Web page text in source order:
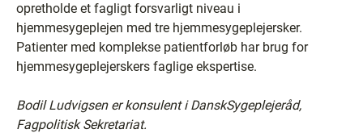
opretholde et fagligt forsvarligt niveau i
hjemmesygeplejen med tre hjemmesygeplejersker.
Patienter med komplekse patientforløb har brug for
hjemmesygeplejerskers faglige ekspertise.
Bodil Ludvigsen er konsulent i DanskSygeplejeråd,
Fagpolitisk Sekretariat.